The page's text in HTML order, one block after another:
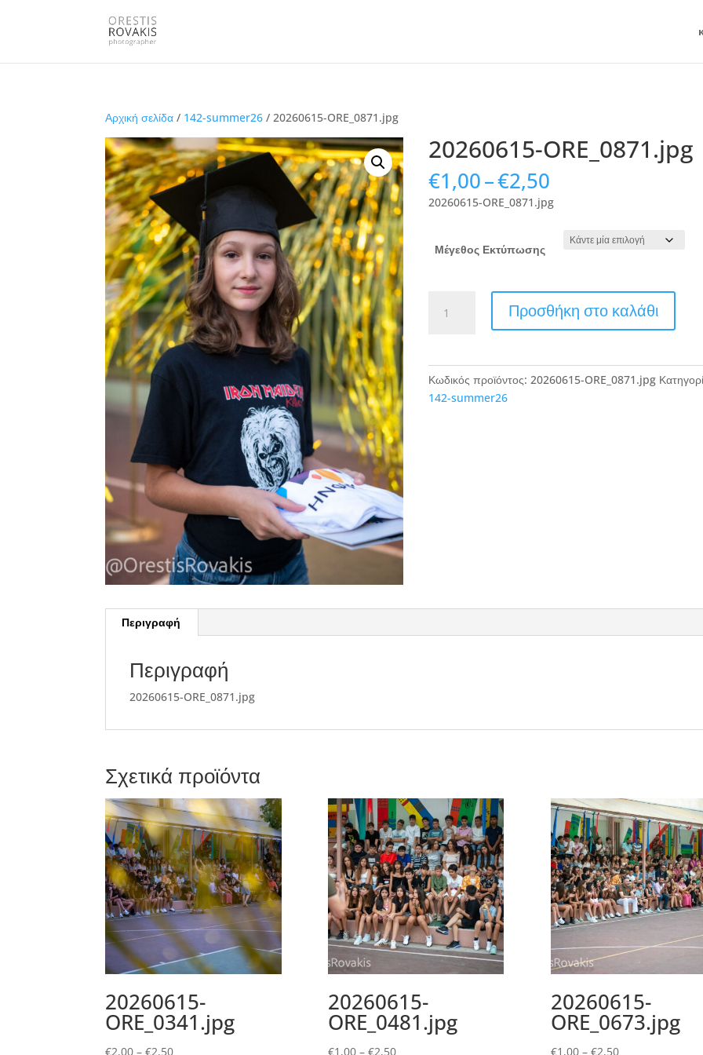
Αρχική σελίδα / 142-summer26 / 20260615-ORE_0871.jpg
20260615-ORE_0871.jpg
€1,00–€2,50
range:
€1,00
through
€2,50
20260615-ORE_0871.jpg
Μέγεθος Εκτύπωσης
ORE_0871.jpg
Προσθήκη στο καλάθι
Κωδικός προϊόντος:20260615-ORE_0871.jpg
142-summer26
Περιγραφή
Περιγραφή
20260615-ORE_0871.jpg
Σχετικά προϊόντα
20260615-
ORE_0341.jpg
€2,00 – €2,50Price
20260615-
ORE_0481.jpg
€1,00 – €2,50Price
20260615-
ORE_0673.jpg
€1,00 – €2,50Price